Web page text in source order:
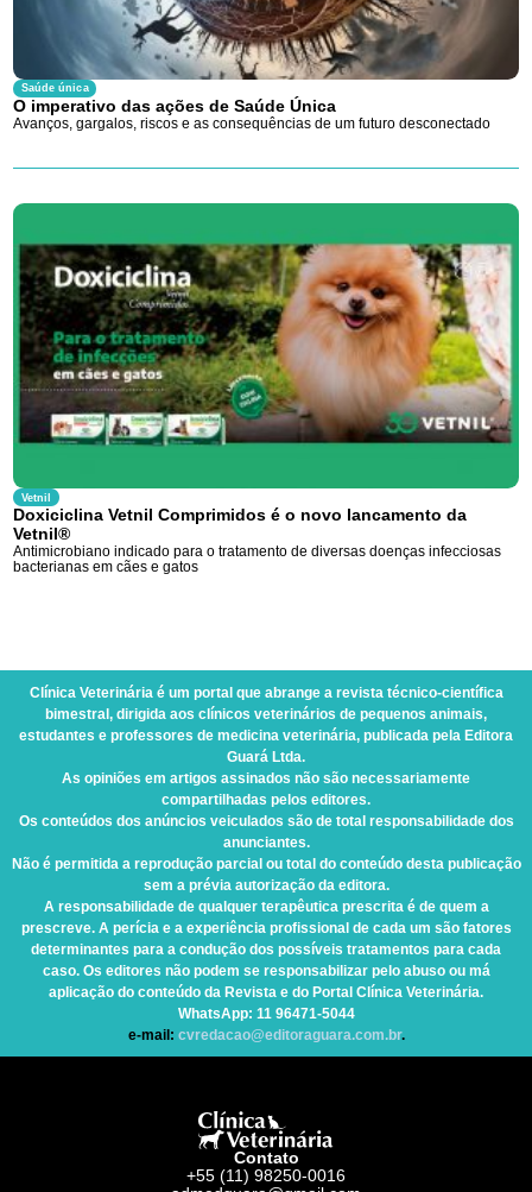
Saúde única
O imperativo das ações de Saúde Única
Avanços, gargalos, riscos e as consequências de um futuro desconectado
Vetnil
Doxiciclina Vetnil Comprimidos é o novo lancamento da
Vetnil®
Antimicrobiano indicado para o tratamento de diversas doenças infecciosas
bacterianas em cães e gatos
Clínica Veterinária é um portal que abrange a revista técnico-científica
bimestral, dirigida aos clínicos veterinários de pequenos animais,
estudantes e professores de medicina veterinária, publicada pela Editora
Guará Ltda.
As opiniões em artigos assinados não são necessariamente
compartilhadas pelos editores.
Os conteúdos dos anúncios veiculados são de total responsabilidade dos
anunciantes.
Não é permitida a reprodução parcial ou total do conteúdo desta publicação
sem a prévia autorização da editora.
A responsabilidade de qualquer terapêutica prescrita é de quem a
prescreve. A perícia e a experiência profissional de cada um são fatores
determinantes para a condução dos possíveis tratamentos para cada
caso. Os editores não podem se responsabilizar pelo abuso ou má
aplicação do conteúdo da Revista e do Portal Clínica Veterinária.
WhatsApp: 11 96471-5044
e-mail: cvredacao@editoraguara.com.br.
Contato
+55 (11) 98250-0016